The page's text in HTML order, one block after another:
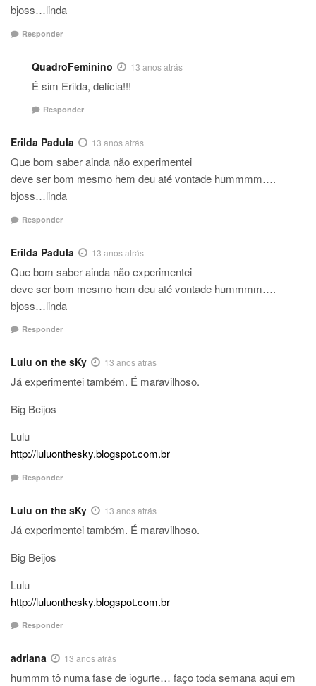
bjoss…linda
Responder
QuadroFeminino 13 anos atrás
É sim Erilda, delícia!!!
Responder
Erilda Padula 13 anos atrás
Que bom saber ainda não experimentei
deve ser bom mesmo hem deu até vontade hummmm….
bjoss…linda
Responder
Erilda Padula 13 anos atrás
Que bom saber ainda não experimentei
deve ser bom mesmo hem deu até vontade hummmm….
bjoss…linda
Responder
Lulu on the sKy 13 anos atrás
Já experimentei também. É maravilhoso.
Big Beijos
Lulu
http://luluonthesky.blogspot.com.br
Responder
Lulu on the sKy 13 anos atrás
Já experimentei também. É maravilhoso.
Big Beijos
Lulu
http://luluonthesky.blogspot.com.br
Responder
adriana 13 anos atrás
hummm tô numa fase de iogurte… faço toda semana aqui em